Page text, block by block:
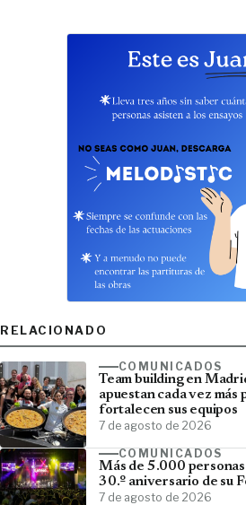
RELACIONADO
COMUNICADOS
Team building en
apuestan cada vez
fortalecen sus equipos
7 de agosto de 2026
COMUNICADOS
Más de 5.000
30.º aniversario de su
7 de agosto de 2026